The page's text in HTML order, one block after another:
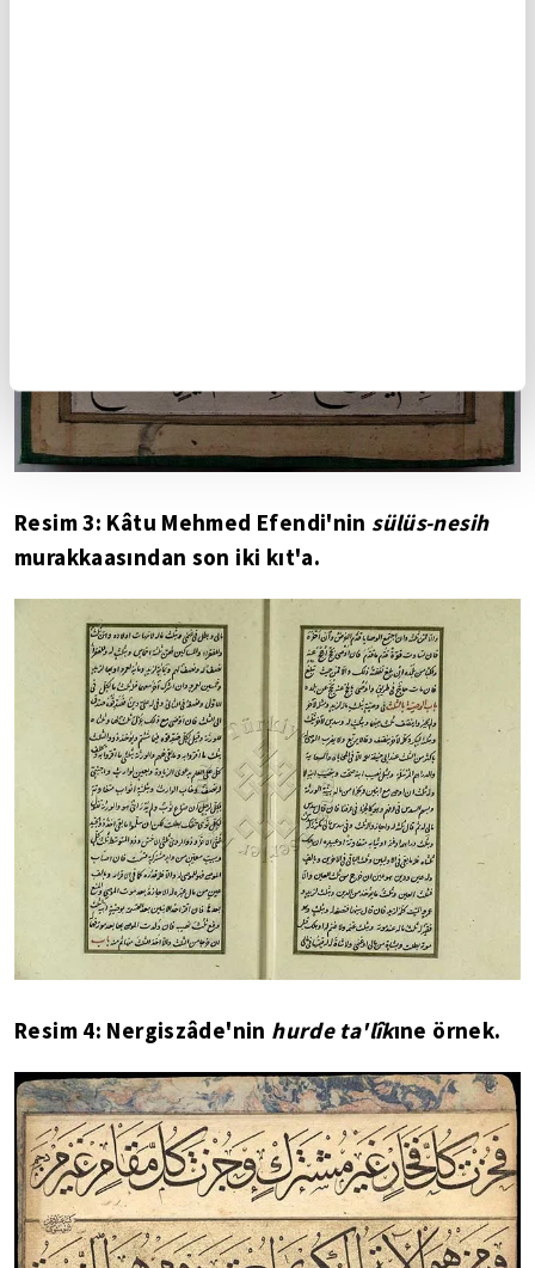
Resim 3: Kâtu Mehmed Efendi'nin sülüs-nesih
murakkaasından son iki kıt'a.
Resim 4: Nergiszâde'nin hurde ta'lîkıne örnek.